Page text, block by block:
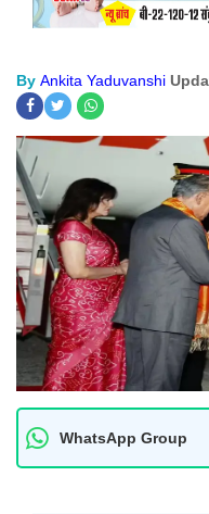
By Ankita Yaduvanshi
WhatsApp Group